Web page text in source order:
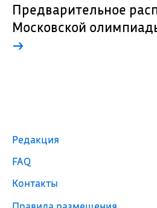
Предварительное
Московской
→
Редакция
FAQ
Контакты